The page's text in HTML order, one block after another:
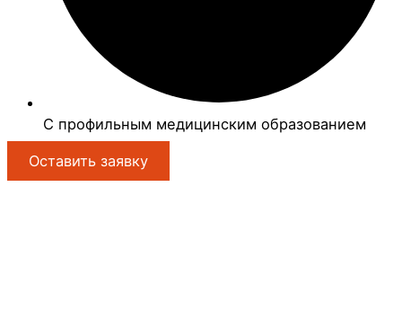
С профильным медицинским образованием
Оставить заявку